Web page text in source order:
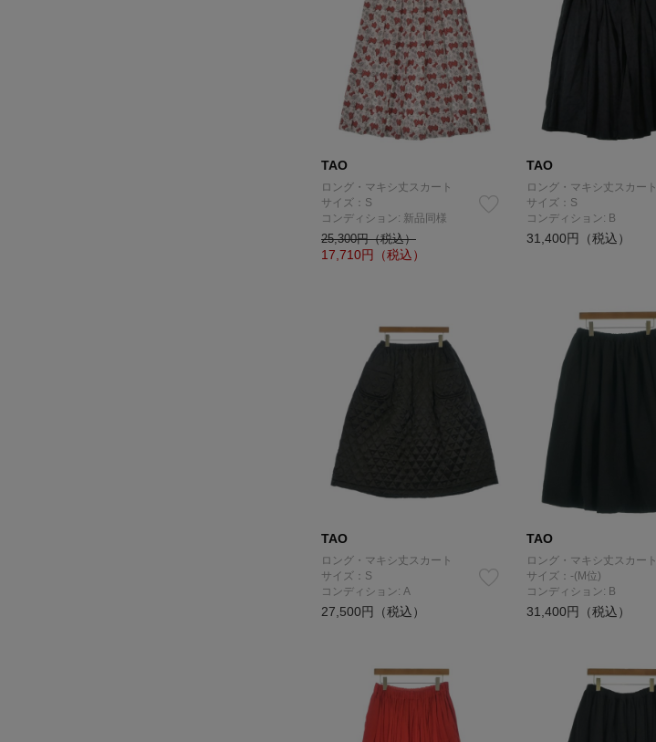
TAO
ロング・マキシ丈スカート
サイズ：S
コンディション: 新品同様
25,300円（税込）
17,710円（税込）
TAO
ロング・マキシ丈スカート
サイズ：S
コンディション: B
31,400円（税込）
TAO
ロング・マキシ丈スカート
サイズ：S
コンディション: A
27,500円（税込）
TAO
ロング・マキシ丈スカート
サイズ：-(M位)
コンディション: B
31,400円（税込）